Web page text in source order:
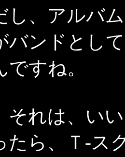
し、アルバ
バンドとし
ですね。
それは、い
たら、Ｔ-ス